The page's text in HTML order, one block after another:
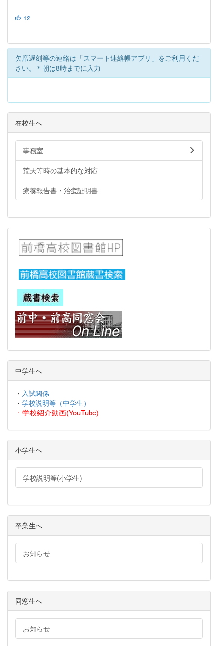
12
欠席遅刻等の連絡は「スマート連絡帳アプリ」をご利用くだ
さい。＊朝は8時までに入力
在校生へ
事務室
荒天等時の基本的な対応
療養報告書・治癒証明書
中学生へ
・ 入試関係
・ 学校説明等（中学生）
・ 学校紹介動画(YouTube)
小学生へ
学校説明等(小学生)
卒業生へ
お知らせ
同窓生へ
お知らせ